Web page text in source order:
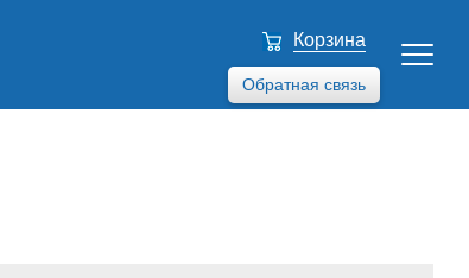
Обратная связь
Корзина